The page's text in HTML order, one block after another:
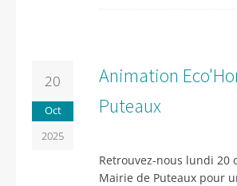
20
Oct
2025
Animation
Puteaux
Retrouvez-nous lundi 20
Mairie de Puteaux pour